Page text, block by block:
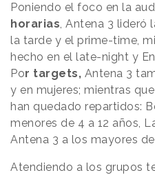
Poniendo el foco en la
horarias, Antena 3 lideró
la tarde y el prime-time,
hecho en el late-night y
Por targets, Antena 3
y en mujeres; mientras
han quedado repartidos:
menores de 4 a 12 años,
Antena 3 a los mayores
Atendiendo a los grupos